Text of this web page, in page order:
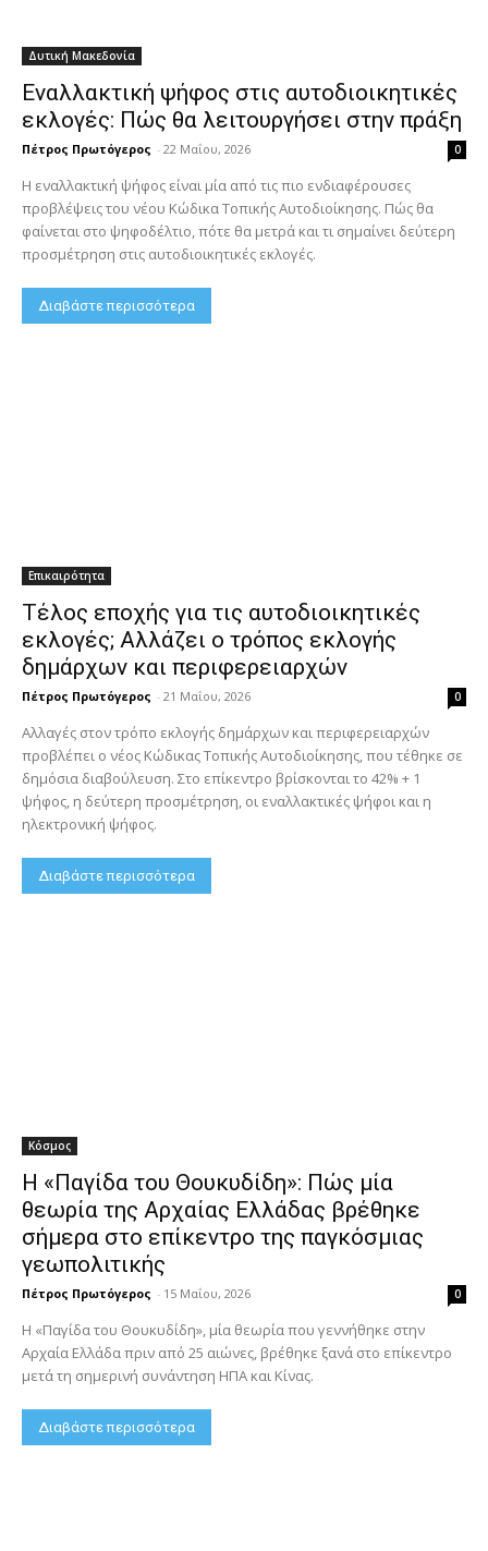
Δυτική Μακεδονία
Εναλλακτική ψήφος στις αυτοδιοικητικές
εκλογές: Πώς θα λειτουργήσει στην πράξη
Πέτρος Πρωτόγερος - 22 Μαΐου, 2026 0
Η εναλλακτική ψήφος είναι μία από τις πιο ενδιαφέρουσες
προβλέψεις του νέου Κώδικα Τοπικής Αυτοδιοίκησης. Πώς θα
φαίνεται στο ψηφοδέλτιο, πότε θα μετρά και τι σημαίνει δεύτερη
προσμέτρηση στις αυτοδιοικητικές εκλογές.
Διαβάστε περισσότερα
Επικαιρότητα
Τέλος εποχής για τις αυτοδιοικητικές
εκλογές; Αλλάζει ο τρόπος εκλογής
δημάρχων και περιφερειαρχών
Πέτρος Πρωτόγερος - 21 Μαΐου, 2026 0
Αλλαγές στον τρόπο εκλογής δημάρχων και περιφερειαρχών
προβλέπει ο νέος Κώδικας Τοπικής Αυτοδιοίκησης, που τέθηκε σε
δημόσια διαβούλευση. Στο επίκεντρο βρίσκονται το 42% + 1
ψήφος, η δεύτερη προσμέτρηση, οι εναλλακτικές ψήφοι και η
ηλεκτρονική ψήφος.
Διαβάστε περισσότερα
Κόσμος
Η «Παγίδα του Θουκυδίδη»: Πώς μία
θεωρία της Αρχαίας Ελλάδας βρέθηκε
σήμερα στο επίκεντρο της παγκόσμιας
γεωπολιτικής
Πέτρος Πρωτόγερος - 15 Μαΐου, 2026 0
Η «Παγίδα του Θουκυδίδη», μία θεωρία που γεννήθηκε στην
Αρχαία Ελλάδα πριν από 25 αιώνες, βρέθηκε ξανά στο επίκεντρο
μετά τη σημερινή συνάντηση ΗΠΑ και Κίνας.
Διαβάστε περισσότερα